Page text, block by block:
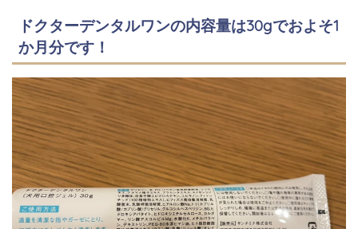
ドクターデンタルワンの内容量は30gでおよそ1
か月分です！